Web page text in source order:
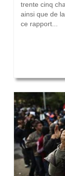
trente cinq
ainsi que de
ce rapport...